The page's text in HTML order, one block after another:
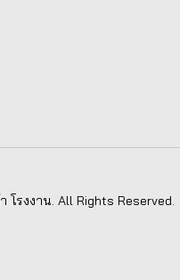
รงงาน. All Rights Reserved.